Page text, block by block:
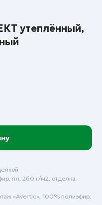
утеплённый,
пл. 260 г/м2, отделка
«Аvertic», 100% полиэфир,